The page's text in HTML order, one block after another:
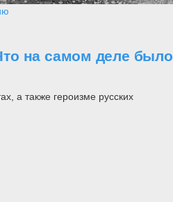
на самом деле было
а также героизме русских